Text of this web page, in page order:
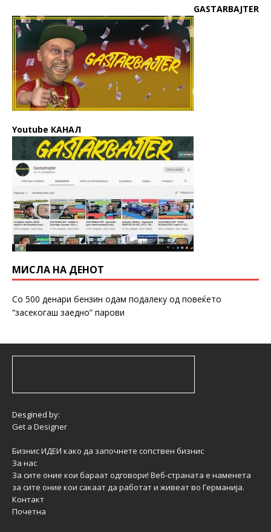
GASTARBAJTER
Youtube КАНАЛ
МИСЛА НА ДЕНОТ
Со 500 денари бензин одам подалеку од повеќето
“засекогаш заедно” парови
Desgined by:
Get a Designer
Бизнис ИДЕИ како да започнете сопствен бизнис
За нас
За сите оние кои бараат одговори! Веб-страната е наменета
за сите оние кои сакаат да работат и живеат во Германија.
Контакт
Почетна